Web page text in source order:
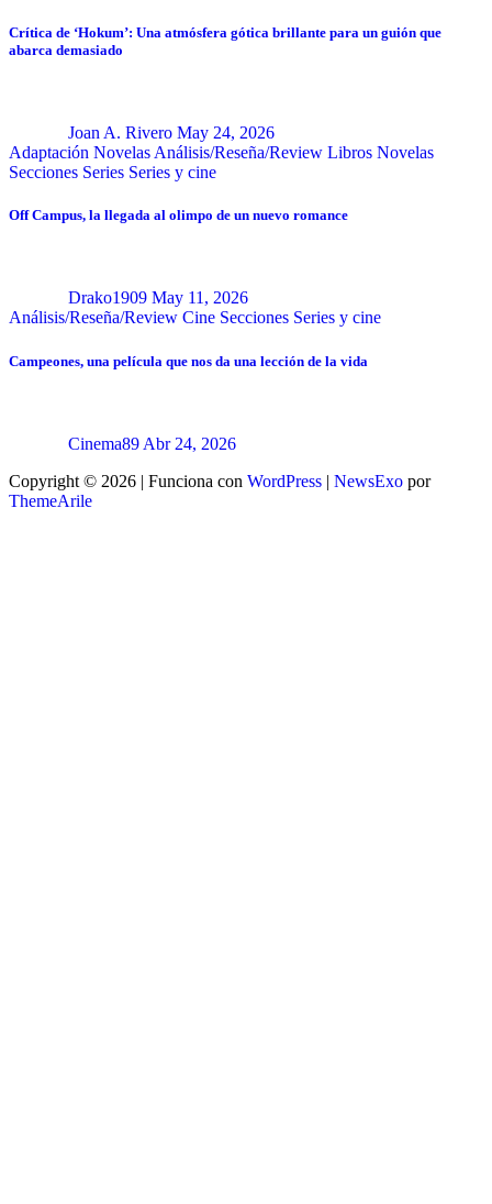
Crítica de ‘Hokum’: Una atmósfera gótica brillante para un guión que
abarca demasiado
Joan A. Rivero May 24, 2026
Adaptación Novelas Análisis/Reseña/Review Libros Novelas
Secciones Series Series y cine
Off Campus, la llegada al olimpo de un nuevo romance
Drako1909 May 11, 2026
Análisis/Reseña/Review Cine Secciones Series y cine
Campeones, una película que nos da una lección de la vida
Cinema89 Abr 24, 2026
Copyright © 2026 | Funciona con WordPress | NewsExo por
ThemeArile